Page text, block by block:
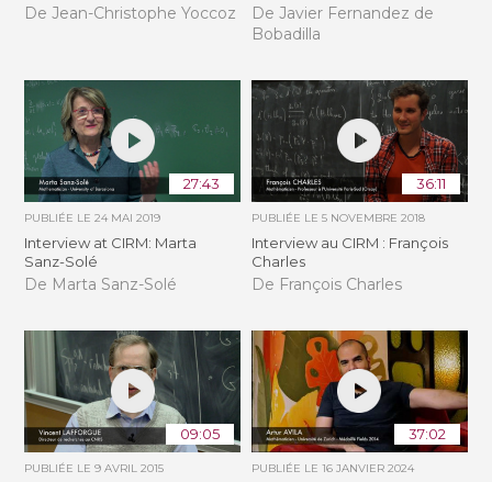
De Jean-Christophe Yoccoz
De Javier Fernandez de
Bobadilla
27:43
PUBLIÉE LE24 MAI 2019
Interview at CIRM: Marta
Sanz-Solé
De Marta Sanz-Solé
36:11
PUBLIÉE LE 5 NOVEMBRE 2018
Interview au CIRM : François
Charles
De François Charles
09:05
PUBLIÉE LE9 AVRIL 2015
37:02
PUBLIÉE LE 16 JANVIER 2024